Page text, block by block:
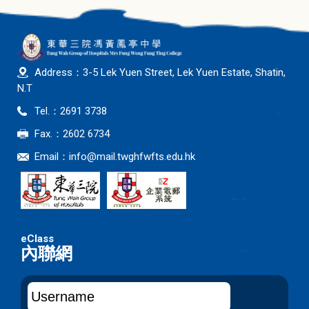
Address：3-5 Lek Yuen Street, Lek Yuen Estate, Shatin,
N.T
Tel.：2691 3738
Fax.：2602 6734
Email： info@mail.twghfwfts.edu.hk
內聯網